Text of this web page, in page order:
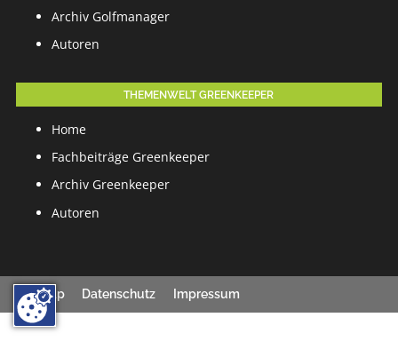
Archiv Golfmanager
Autoren
THEMENWELT GREENKEEPER
Home
Fachbeiträge Greenkeeper
Archiv Greenkeeper
Autoren
Sitemap Datenschutz Impressum